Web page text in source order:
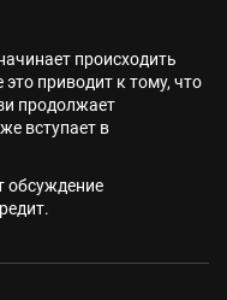
происходить
это приводит к тому, что
продолжает
вступает в
обсуждение